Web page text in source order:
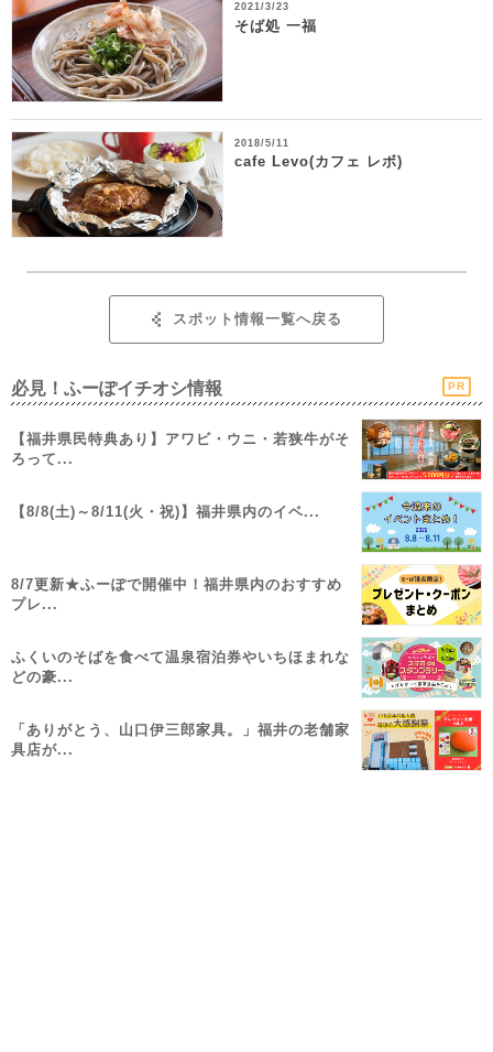
2021/3/23
そば処 一福
2018/5/11
cafe Levo(カフェ レボ)
スポット情報一覧へ戻る
必見！ふーぽイチオシ情報 PR
【福井県民特典あり】アワビ・ウニ・若狭牛がそ
ろって...
【8/8(土)～8/11(火・祝)】福井県内のイベ...
8/7更新★ふーぽで開催中！福井県内のおすすめ
プレ...
ふくいのそばを食べて温泉宿泊券やいちほまれな
どの豪...
「ありがとう、山口伊三郎家具。」福井の老舗家
具店が...